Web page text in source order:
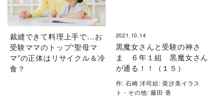
裁縫できて料理上手で…お
受験ママのトップ“聖母マ
マ”の正体はリサイクル＆冷
食？
2021.10.14
黒魔女さんと受験の神さ
ま ６年１組 黒魔女さん
が通る！！（１５）
作: 石崎 洋司絵: 亜沙美イラス
ト・その他: 藤田 香